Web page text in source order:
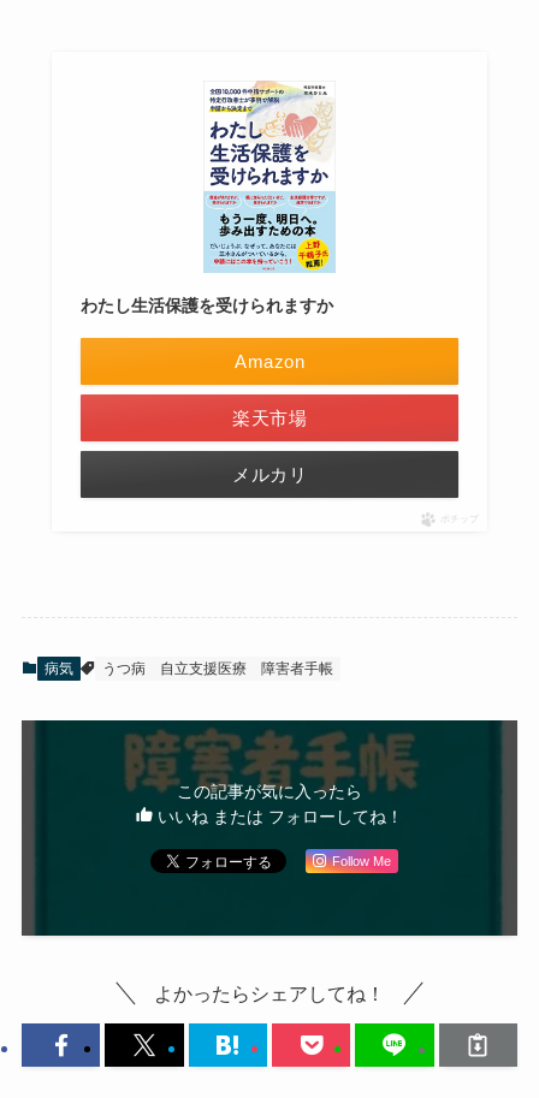
わたし生活保護を受けられますか
Amazon
楽天市場
メルカリ
ポチップ
病気 うつ病 自立支援医療 障害者手帳
この記事が気に入ったら
いいね または フォローしてね！
Follow Me
よかったらシェアしてね！